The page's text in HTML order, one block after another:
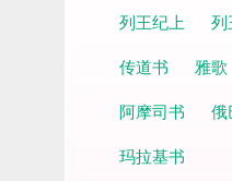
列王纪上
列
传道书
雅歌
阿摩司书
俄
玛拉基书